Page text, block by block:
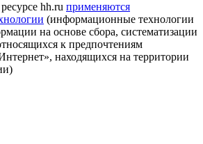
hh.ru применяются
(информационные технологии
на основе сбора, систематизации
к предпочтениям
находящихся на территории